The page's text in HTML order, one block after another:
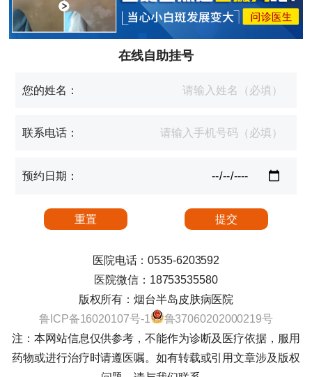
在线自助挂号
您的姓名：
联系电话：
预约日期：
医院电话：0535-6203592
医院微信：18753535580
版权所有：烟台半岛皮肤病医院
鲁ICP备16020107号-1
鲁37060202000219号
注：本网站信息仅供参考，不能作为诊断及医疗依据，服用
药物或进行治疗时请遵医嘱。如有转载或引用文章涉及版权